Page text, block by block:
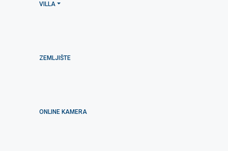
VILLA
ZEMLJIŠTE
ONLINE KAMERA